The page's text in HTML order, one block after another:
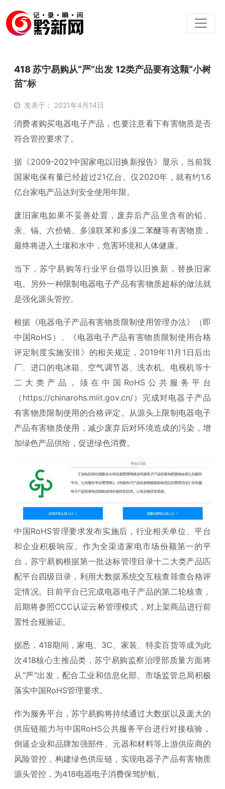
418 苏宁易购从“严”出发 12类产品要有这颗“小树
苗”标
发表于： 2021年4月14日
消费者购买电器电子产品，也要注意看下有害物质是否
符合管控要求了。
据《2009-2021中国家电以旧换新报告》显示，当前我
国家电保有量已经超过21亿台。仅2020年，就有约1.6
亿台家电产品达到安全使用年限。
废旧家电如果不妥善处置，废弃后产品里含有的铅、
汞、镉、六价铬、多溴联苯和多溴二苯醚等有害物质，
最终将进入土壤和水中，危害环境和人体健康。
当下，苏宁易购等行业平台倡导以旧换新，替换旧家
电。另外一种限制电器电子产品有害物质超标的做法就
是强化源头管控。
根据《电器电子产品有害物质限制使用管理办法》（即
中国RoHS）、《电器电子产品有害物质限制使用合格
评定制度实施安排》的相关规定，2019年11月1日后出
厂、进口的电冰箱、空气调节器、洗衣机、电视机等十
二大类产品，须在中国RoHS公共服务平台
（https://chinarohs.miit.gov.cn/）完成对电器子产品
有害物质限制使用的合格评定。从源头上限制电器电子
产品有害物质使用，减少废弃后对环境造成的污染，增
加绿色产品供给，促进绿色消费。
中国RoHS管理要求发布实施后，行业相关单位、平台
和企业积极响应。作为全渠道家电市场份额第一的平
台，苏宁易购根据第一批达标管理目录十二大类产品匹
配平台四级目录，利用大数据系统交互核查筛查合格评
定情况。目前平台已完成电器电子产品的第二轮核查，
后期将参照CCC认证云桥管理模式，对上架商品进行前
置性合规验证。
据悉，418期间，家电、3C、家装、特卖百货等成为此
次418核心主推品类，苏宁易购监察治理部质量方面将
从"严"出发，配合工业和信息化部、市场监管总局积极
落实中国RoHS管理要求。
作为服务平台，苏宁易购将持续通过大数据以及庞大的
供应链能力与中国RoHS公共服务平台进行对接核验，
倒逼企业和品牌加强部件、元器和材料等上游供应商的
风险管控，构建绿色供应链，实现电器子产品有害物质
源头管控，为418电器电子消费保驾护航。